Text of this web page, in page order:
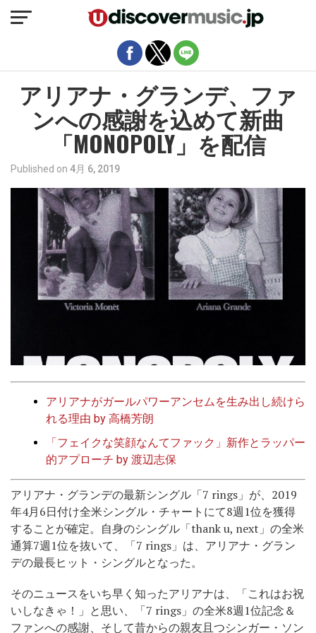
アリアナ・グランデ、ファ
ンへの感謝を込めて新曲
「MONOPOLY」を配信
Published on 4月 6, 2019
アリアナがガールパワーアンセムを生み出し続けら
れる理由 by 高橋芳朗
「フェイクな笑顔なんてファック」新作とラッパー
的アプローチ by 渡辺志保
アリアナ・グランデの最新シングル「7 rings」が、2019
年4月6日付け全米シングル・チャートにて8週1位を獲得
することが確定。自身のシングル「thank u, next」の全米
通算7週1位を抜いて、「7 rings」は、アリアナ・グラン
デの最長ヒット・シングルとなった。
そのニュースをいち早く知ったアリアナは、「これはお祝
いしなきゃ！」と思い、「7 rings」の全米8週1位記念＆
ファンへの感謝、そして昔からの親友且つシンガー・ソン
モバイルバージョンを終了